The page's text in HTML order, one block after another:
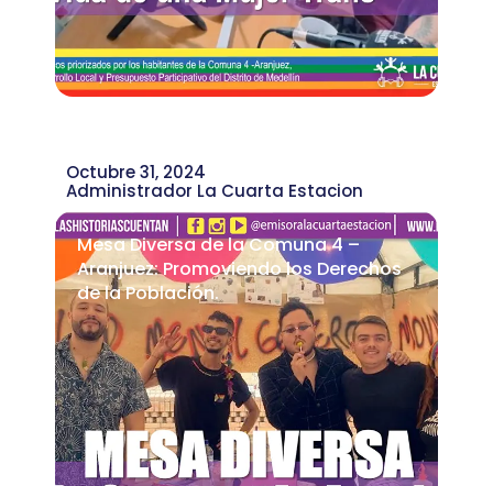
Octubre 31, 2024
Administrador La Cuarta Estacion
Mesa Diversa de la Comuna 4 –
Aranjuez: Promoviendo los Derechos
de la Población.